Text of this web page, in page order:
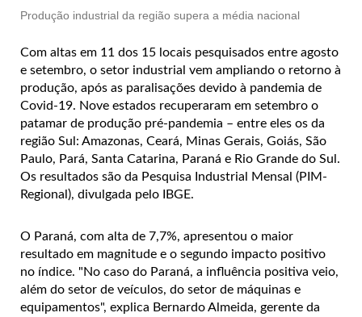
Produção industrial da região supera a média nacional
Com altas em 11 dos 15 locais pesquisados entre agosto
e setembro, o setor industrial vem ampliando o retorno à
produção, após as paralisações devido à pandemia de
Covid-19. Nove estados recuperaram em setembro o
patamar de produção pré-pandemia – entre eles os da
região Sul: Amazonas, Ceará, Minas Gerais, Goiás, São
Paulo, Pará, Santa Catarina, Paraná e Rio Grande do Sul.
Os resultados são da Pesquisa Industrial Mensal (PIM-
Regional), divulgada pelo IBGE.
O Paraná, com alta de 7,7%, apresentou o maior
resultado em magnitude e o segundo impacto positivo
no índice. "No caso do Paraná, a influência positiva veio,
além do setor de veículos, do setor de máquinas e
equipamentos", explica Bernardo Almeida, gerente da